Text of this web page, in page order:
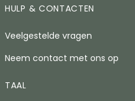
HULP & CONTACTEN
Veelgestelde vragen
Neem contact met ons op
TAAL